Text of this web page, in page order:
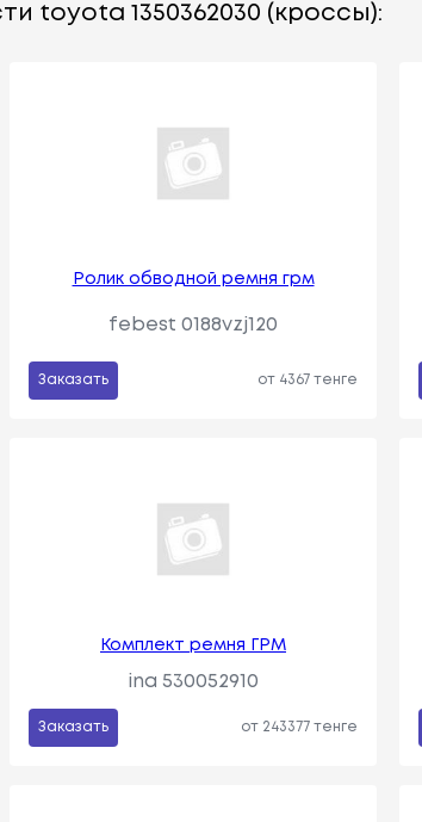
toyota 1350362030 (кроссы):
Ролик обводной ремня грм
febest 0188vzj120
Заказать от 4367 тенге
Комплект ремня ГРМ
ina 530052910
Заказать от 243377 тенге